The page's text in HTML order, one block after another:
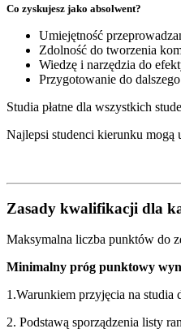
Co zyskujesz jako absolwent?
Umiejętność
Zdolność do tworzenia
Wiedzę i narzędzia do
Przygotowanie do
Studia płatne dla wszystkich
Najlepsi studenci kierunku mogą
Zasady kwalifikacji dla
Maksymalna liczba punktów do
Minimalny próg punktowy
1.Warunkiem przyjęcia na
2. Podstawą sporządzenia listy